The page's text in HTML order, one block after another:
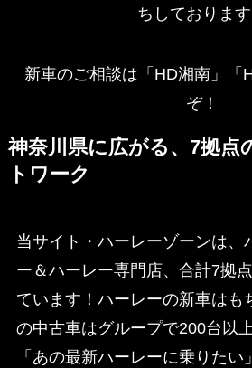
ちしております
新車のご相談は「HD湘南」「
ぞ！
神奈川県に広がる、7拠点
トワーク
当サイト・ハーレーゾーンは、
ー＆ハーレー専門店、合計7拠
ています！ハーレーの新車はも
の中古車はグループで200台以
「あの最新ハーレーに乗りた